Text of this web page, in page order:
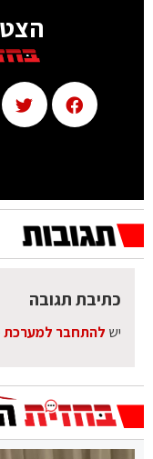
כתיבת תגובה
יש להתחבר למערכת